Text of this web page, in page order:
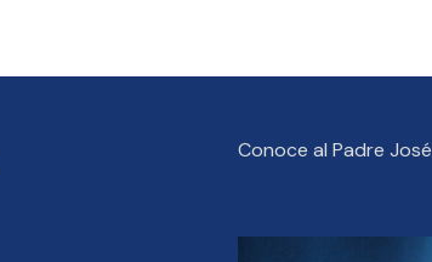
Conoce al Padre José